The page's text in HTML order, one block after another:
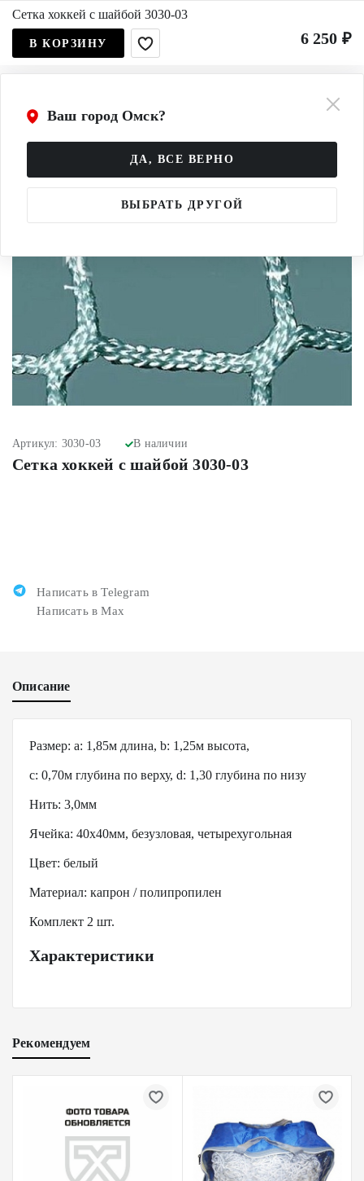
Ваш город Омск?
ДА, ВСЕ ВЕРНО
ВЫБРАТЬ ДРУГОЙ
Артикул: 3030-03 В наличии
Сетка хоккей с шайбой 3030-03
Написать в Telegram
Написать в Max
Описание
Размер: а: 1,85м длина, b: 1,25м высота,
c: 0,70м глубина по верху, d: 1,30 глубина по низу
Нить: 3,0мм
Ячейка: 40х40мм, безузловая, четырехугольная
Цвет: белый
Материал: капрон / полипропилен
Комплект 2 шт.
Характеристики
Рекомендуем
Сетка хоккей с шайбой 3030-03
6 250 ₽
В КОРЗИНУ